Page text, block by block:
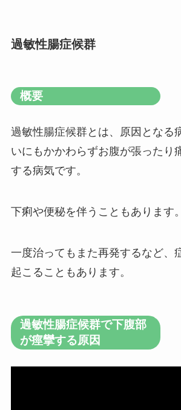
過敏性腸症候群
概要
過敏性腸症候群とは、原因となる
いにもかかわらずお腹が張ったり
する病気です。
下痢や便秘を伴うこともあります。
一度治ってもまた再発するなど、
起こることもあります。
過敏性腸症候群で下腹部
が痙攣する原因